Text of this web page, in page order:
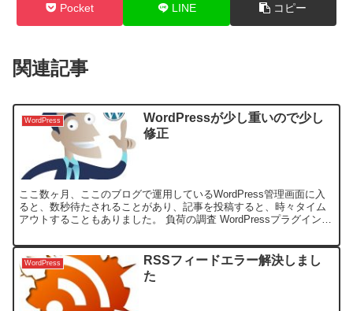
Pocket LINE コピー
関連記事
WordPress
WordPressが少し重いので少し
修正
ここ数ヶ月、ここのブログで運用しているWordPress管理画面に入
ると、数秒待たされることがあり、記事を投稿すると、時々タイム
アウトすることもありました。 負荷の調査 WordPressプラグインも
WordPress
RSSフィードエラー解決しまし
た